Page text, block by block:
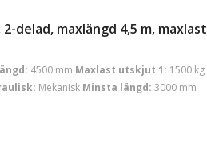
delad, maxlängd 4,5 m, maxlast
4500 mm Maxlast utskjut 1: 1500 kg
Mekanisk Minsta längd: 3000 mm